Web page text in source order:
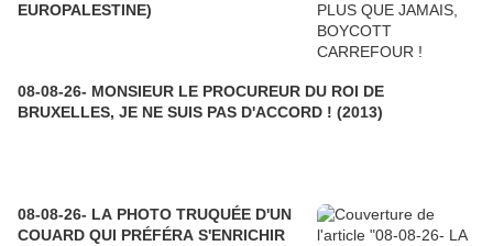
EUROPALESTINE)
08-08-26- MONSIEUR LE PROCUREUR DU ROI DE
BRUXELLES, JE NE SUIS PAS D'ACCORD ! (2013)
08-08-26- LA PHOTO TRUQUÉE D'UN
COUARD QUI PRÉFÉRA S'ENRICHIR